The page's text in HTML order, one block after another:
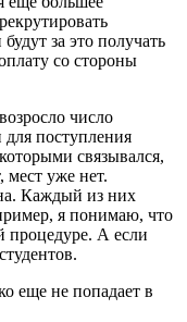
за это получать
со стороны
число
для поступления
связывался,
мест уже нет.
Каждый из них
я понимаю, что
процедуре. А если
еще не попадает в